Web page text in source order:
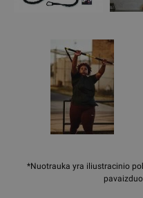
*Nuotrauka yra iliustracinio